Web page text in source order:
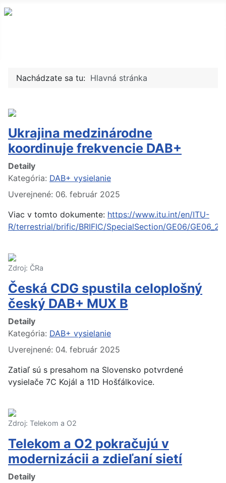
Nachádzate sa tu: Hlavná stránka
Ukrajina medzinárodne
koordinuje frekvencie DAB+
Detaily
Kategória: DAB+ vysielanie
Uverejnené: 06. február 2025
Viac v tomto dokumente: https://www.itu.int/en/ITU-
R/terrestrial/brific/BRIFIC/SpecialSection/GE06/
Zdroj: ČRa
Česká CDG spustila celoplošný
český DAB+ MUX B
Detaily
Kategória: DAB+ vysielanie
Uverejnené: 04. február 2025
Zatiaľ sú s presahom na Slovensko potvrdené
vysielače 7C Kojál a 11D Hošťálkovice.
Zdroj: Telekom a O2
Telekom a O2 pokračujú v
modernizácii a zdieľaní sietí
Detaily